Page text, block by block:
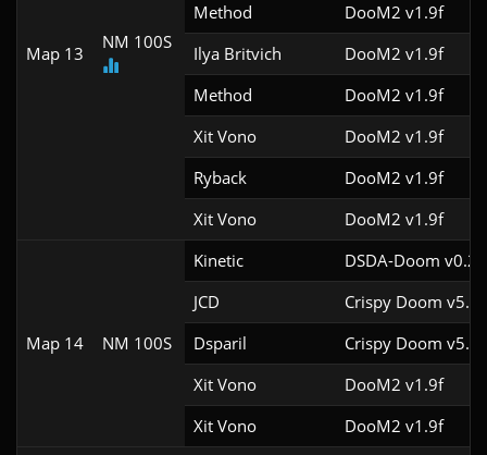
Map 13
NM 100S
Method
DooM2 v1.9f
Ilya Britvich
DooM2 v1.9f
Method
DooM2 v1.9f
Xit Vono
DooM2 v1.9f
Ryback
DooM2 v1.9f
Xit Vono
DooM2 v1.9f
Map 14 NM 100S
Kinetic
DSDA-Doom
JCD
Crispy Doom
Dsparil
Crispy Doom
Xit Vono
DooM2 v1.9f
Xit Vono
DooM2 v1.9f